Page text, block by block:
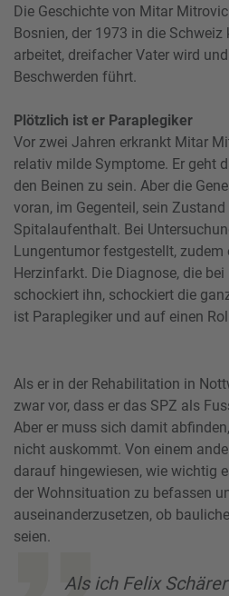
Die Geschichte von Mitar
Bosnien, der 1973 in die
arbeitet, dreifacher Vater wird
Beschwerden führt.
Plötzlich ist er Paraplegiker
Vor zwei Jahren erkrankt Mitar
relativ milde Symptome. Er geht
den Beinen zu sein. Aber die
voran, im Gegenteil, sein
Spitalaufenthalt. Bei
Lungentumor festgestellt, zudem
Herzinfarkt. Die Diagnose, die
schockiert ihn, schockiert die
ist Paraplegiker und auf einen
Als er in der Rehabilitation in
zwar vor, dass er das SPZ als
Aber er muss sich damit
nicht auskommt. Von einem
darauf hingewiesen, wie wichtig
der Wohnsituation zu befassen
auseinanderzusetzen, ob
seien.
Als ich Felix